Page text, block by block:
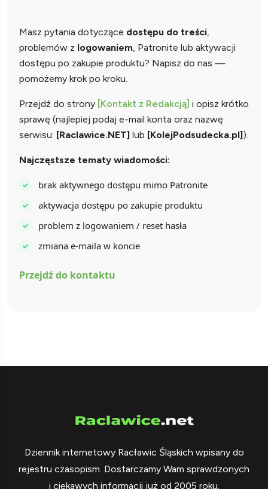
Masz pytania dotyczące dostępu do treści,
problemów z logowaniem, Patronite lub aktywacji
dostępu po zakupie produktu? Napisz do nas —
pomożemy krok po kroku.
Przejdź do strony [Kontakt z Redakcją] i opisz krótko
sprawę (najlepiej podaj e-mail konta oraz nazwę
serwisu: [Raclawice.NET] lub [KolejPodsudecka.pl]).
Najczęstsze tematy wiadomości:
brak aktywnego dostępu mimo Patronite
aktywacja dostępu po zakupie produktu
problem z logowaniem / reset hasła
zmiana e-maila w koncie
Przejdź do kontaktu
Dziennik internetowy Racławic Śląskich wpisany do
rejestru czasopism. Dostarczamy Wam sprawdzonych
i ciekawych informacji już od 2005 roku.